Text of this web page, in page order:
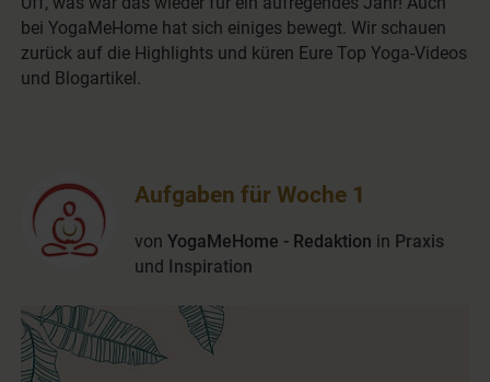
bei YogaMeHome hat sich einiges bewegt. Wir schauen
zurück auf die Highlights und küren Eure Top Yoga-Videos
und Blogartikel.
Aufgaben für Woche 1
vonYogaMeHome - Redaktion in Praxis
und
Inspiration